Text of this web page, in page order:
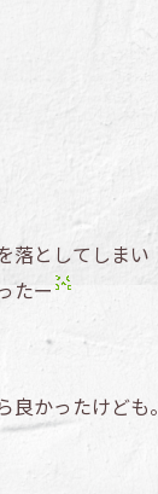
落としてしまい
たー
良かったけども。